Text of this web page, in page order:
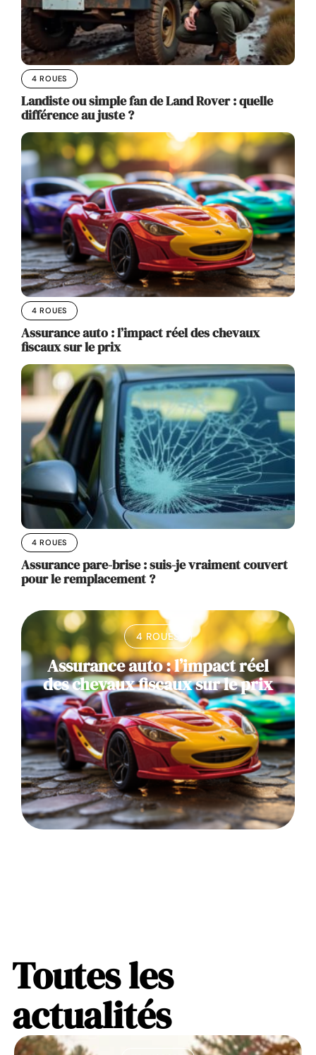
4 ROUES
Landiste ou simple fan de Land Rover : quelle
différence au juste ?
4 ROUES
Assurance auto : l’impact réel des chevaux
fiscaux sur le prix
4 ROUES
Assurance pare-brise : suis-je vraiment couvert
pour le remplacement ?
4 ROUES
Assurance auto : l’impact réel
des chevaux fiscaux sur le prix
Toutes les
actualités